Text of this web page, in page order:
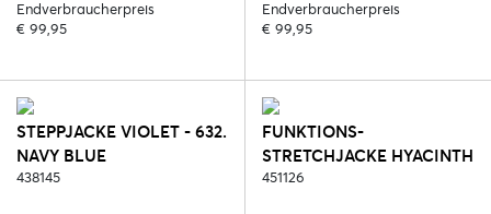
Endverbraucherpreis
€ 99,95
Endverbraucherpreis
€ 99,95
STEPPJACKE VIOLET - 632.
NAVY BLUE
438145
FUNKTIONS-
STRETCHJACKE HYACINTH
- 2. SCHWARZ
451126